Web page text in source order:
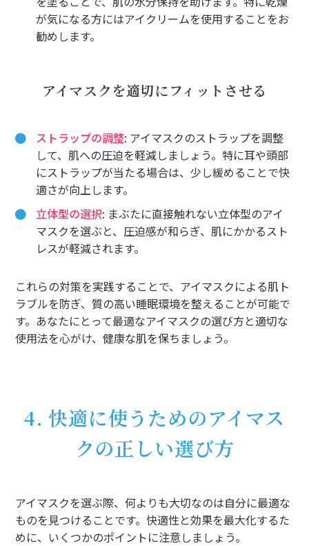
が気になる方にはアイクリームを使用することをお
勧めします。
アイマスクを適切にフィットさせる
ストラップの調整: アイマスクのストラップを調整
して、肌への圧迫を軽減しましょう。特に耳や頭部
にストラップが当たる場合は、少し緩めることで快
適さが向上します。
立体型の選択: まぶたに直接触れない立体型のアイ
マスクを選ぶと、圧迫感が和らぎ、肌にかかるスト
レスが軽減されます。
これらの対策を実践することで、アイマスクによる肌ト
ラブルを防ぎ、質の高い睡眠環境を整えることが可能で
す。あなたにとって最適なアイマスクの選び方と適切な
使用法を心がけ、健康な肌を保ちましょう。
4. 快適に使うためのアイマス
クの正しい選び方
アイマスクを選ぶ際、何よりも大切なのは自分に最適な
ものを見つけることです。快適性と効果を最大化するた
めに、いくつかのポイントに注意しましょう。